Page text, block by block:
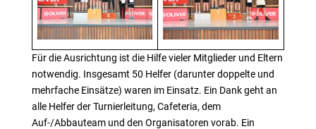
Für die Ausrichtung ist die Hilfe vieler Mitglieder und Eltern
notwendig. Insgesamt 50 Helfer (darunter doppelte und
mehrfache Einsätze) waren im Einsatz. Ein Dank geht an
alle Helfer der Turnierleitung, Cafeteria, dem
Auf-/Abbauteam und den Organisatoren vorab. Ein